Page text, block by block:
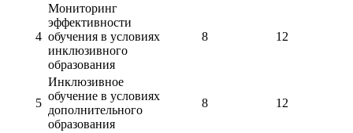
4
Мониторинг
эффективности
обучения в условиях
инклюзивного
образования
8 12
5
Инклюзивное
обучение в условиях
дополнительного
образования
8 12